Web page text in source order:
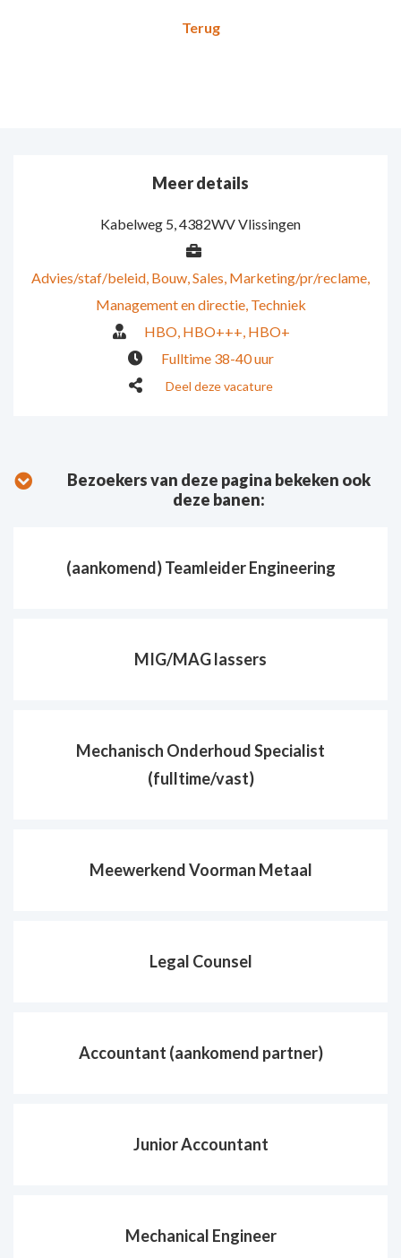
Meer details
Kabelweg 5,4382WV Vlissingen
Advies/staf/beleid Bouw Sales Marketing/pr/reclame
Management en directie Techniek
HBO HBO+++ HBO+
Fulltime 38-40 uur
Deel deze vacature
Bezoekers van deze pagina bekeken ook
deze banen:
(aankomend) Teamleider Engineering
MIG/MAG lassers
Mechanisch Onderhoud Specialist
(fulltime/vast)
Meewerkend Voorman Metaal
Legal Counsel
Accountant (aankomend partner)
Junior Accountant
Mechanical Engineer